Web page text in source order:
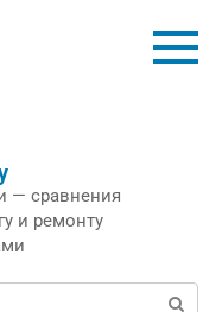
— сравнения
и ремонту